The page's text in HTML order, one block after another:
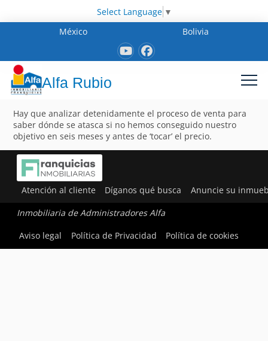
Select Language ▼
México
Bolivia
Alfa Rubio
Hay que analizar detenidamente el proceso de venta para
saber dónde se atasca si no hemos conseguido nuestro
objetivo en seis meses y antes de ‘tocar’ el precio.
Atención al cliente Díganos qué busca Anuncie su
Inmobiliaria de Administradores Alfa
Aviso legal
Política de Privacidad Política de cookies